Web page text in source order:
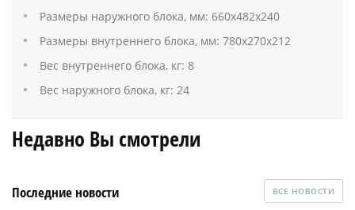
Размеры наружного блока, мм: 660х482х240
Размеры внутреннего блока, мм: 780х270х212
Вес внутреннего блока, кг: 8
Вес наружного блока, кг: 24
Недавно Вы смотрели
Последние новости ВСЕ НОВОСТИ